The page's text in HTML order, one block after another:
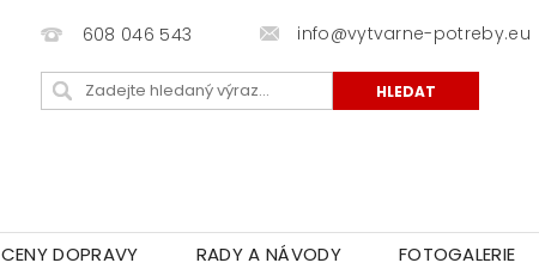
608 046 543 info@vytvarne-potreby.eu
CENY DOPRAVY RADY A NÁVODY FOTOGALERIE